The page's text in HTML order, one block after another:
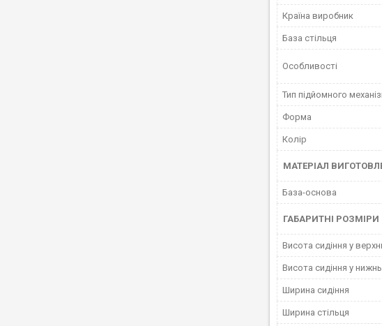
Країна виробник
База стільця
Особливості
Тип підйомного
Форма
Колір
МАТЕРІАЛ
База-основа
ГАБАРИТНІ РОЗМІРИ
Висота сидіння у
Висота сидіння у
Ширина сидіння
Ширина стільця